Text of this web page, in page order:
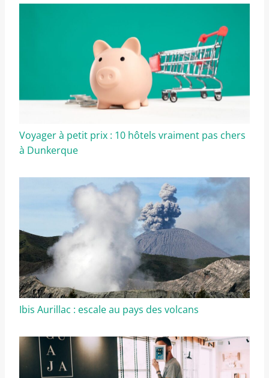
Voyager à petit prix : 10 hôtels vraiment pas chers
à Dunkerque
Ibis Aurillac : escale au pays des volcans